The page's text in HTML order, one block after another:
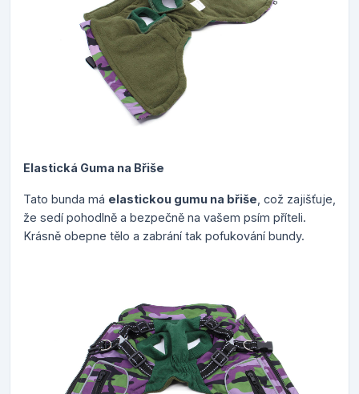
Elastická Guma na Břiše
Tato bunda má elastickou gumu na břiše , což zajišťuje,
že sedí pohodlně a bezpečně na vašem psím příteli.
Krásně obepne tělo a zabrání tak pofukování bundy.